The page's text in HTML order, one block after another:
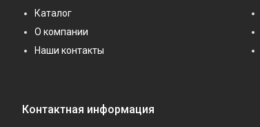
Каталог
О компании
Наши контакты